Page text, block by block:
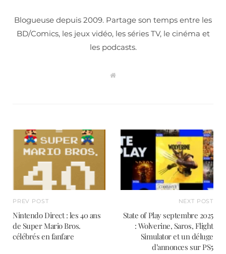
Blogueuse depuis 2009. Partage son temps entre les
BD/Comics, les jeux vidéo, les séries TV, le cinéma et
les podcasts.
W
PREV POST
Nintendo Direct : les 40 ans
de Super Mario Bros.
célébrés en fanfare
NEXT POST
State of Play septembre 2025
: Wolverine, Saros, Flight
Simulator et un déluge
d’annonces sur PS5